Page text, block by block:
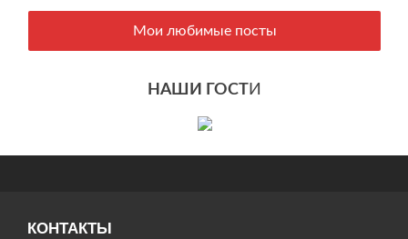
Мои любимые посты
НАШИ ГОСТИ
КОНТАКТЫ